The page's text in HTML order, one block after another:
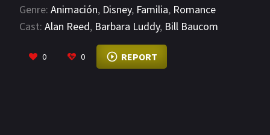
SERIES
PELICULAS
Genre: Animación, Disney, Familia, Romance
Cast: Alan Reed, Barbara Luddy, Bill Baucom
0 0 REPORT